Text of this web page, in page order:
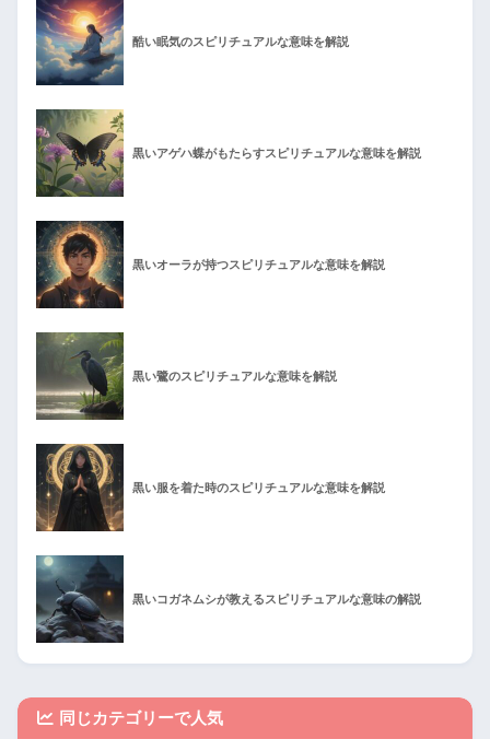
酷い眠気のスピリチュアルな意味を解説
黒いアゲハ蝶がもたらすスピリチュアルな意味を解説
黒いオーラが持つスピリチュアルな意味を解説
黒い鷺のスピリチュアルな意味を解説
黒い服を着た時のスピリチュアルな意味を解説
黒いコガネムシが教えるスピリチュアルな意味の解説
同じカテゴリーで人気